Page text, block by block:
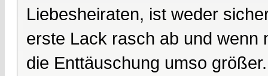
Liebesheiraten, ist weder
erste Lack rasch ab und wenn
die Enttäuschung umso